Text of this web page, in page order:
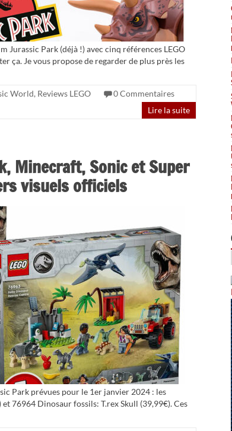
Jurassic Park (déjà !) avec cinq références LEGO
ça. Je vous propose de regarder de plus près les
World, Reviews LEGO
0 Commentaires
Lire la suite
Minecraft, Sonic et Super
visuels officiels
Park prévues pour le 1er janvier 2024 : les
76964 Dinosaur fossils: T.rex Skull (39,99€). Ces